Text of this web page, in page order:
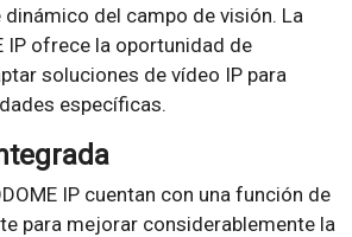
del campo de visión. La
IP ofrece la oportunidad de
soluciones de vídeo IP para
específicas.
IP cuentan con una función de
para mejorar considerablemente la